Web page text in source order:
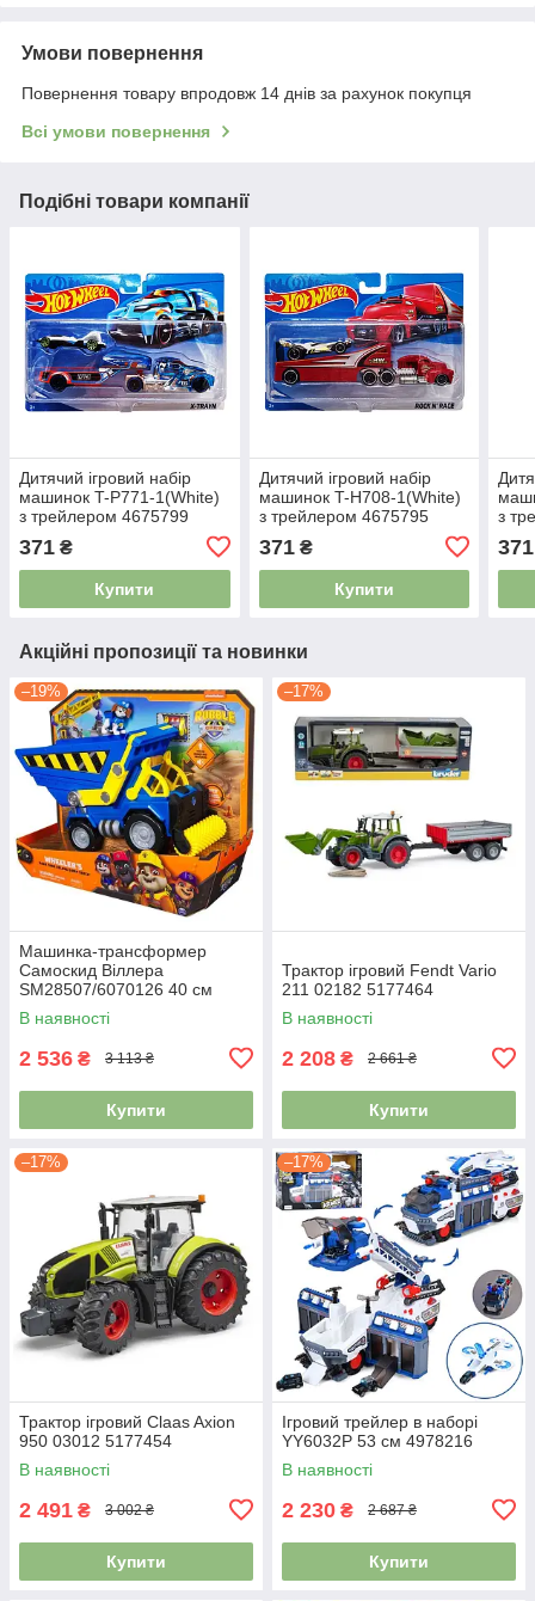
Умови повернення
Повернення товару впродовж 14 днів за рахунок покупця
Всі умови повернення
Подібні товари компанії
Дитячий ігровий набір
машинок T-P771-1(White)
з трейлером 4675799
371 ₴
Купити
Дитячий ігровий набір
машинок T-H708-1(White)
з трейлером 4675795
371₴
Купити
з
371
Акційні пропозиції та новинки
–19%
Машинка-трансформер
Самоскид Віллера
SM28507/6070126 40 см
4976896
В наявності
2 536 ₴ 3 113 ₴
Купити
–17%
Трактор ігровий Fendt Vario
211 02182 5177464
В наявності
2 208 ₴ 2 661 ₴
Купити
–17%
Трактор ігровий Claas Axion
950 03012 5177454
В наявності
2 491 ₴ 3 002 ₴
Купити
–17%
Ігровий трейлер в наборі
YY6032P 53 см 4978216
В наявності
2 230 ₴ 2 687 ₴
Купити